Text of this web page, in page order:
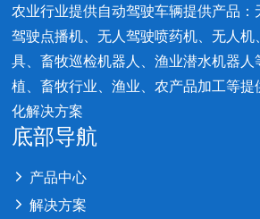
农业行业提供自动驾驶车辆提供产品：
驾驶点播机、无人驾驶喷药机、无人
具、畜牧巡检机器人、渔业潜水机器
植、畜牧行业、渔业、农产品加工等
化解决方案
底部导航
产品中心
解决方案